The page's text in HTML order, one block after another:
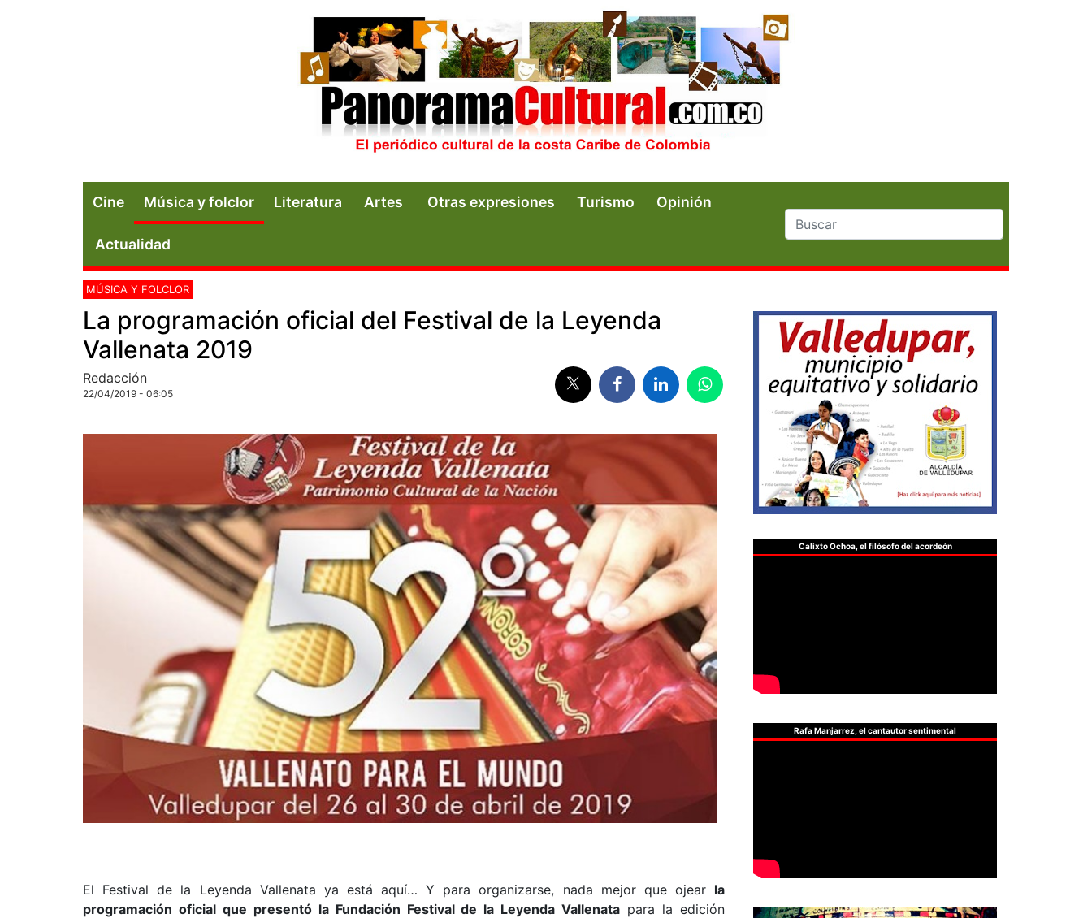
Cine Música y folclor Literatura Artes Otras expresiones Turismo Opinión
Actualidad
MÚSICA Y FOLCLOR
La programación oficial del Festival de la Leyenda
Vallenata 2019
Redacción
22/04/2019 - 06:05
El Festival de la Leyenda Vallenata ya está aquí… Y para organizarse, nada mejor que ojear la
programación oficial que presentó la Fundación Festival de la Leyenda Vallenata para la edición
Calixto Ochoa, el filósofo del acordeón
Rafa Manjarrez, el cantautor sentimental